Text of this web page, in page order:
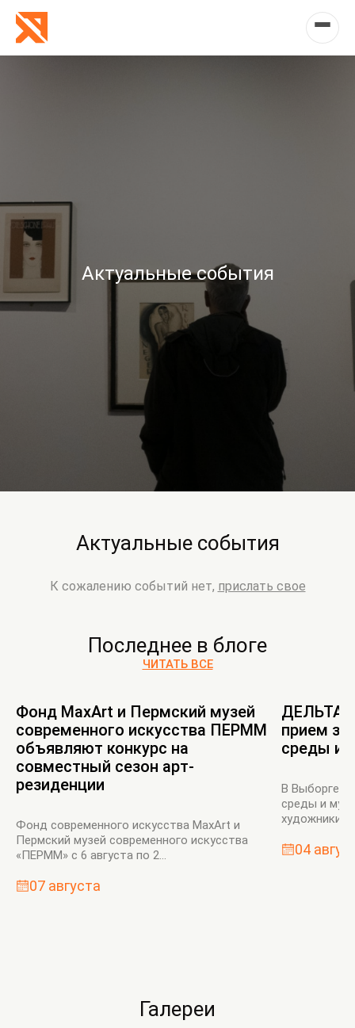
Актуальные события
Актуальные события
К сожалению событий нет, прислать свое
Последнее в блоге
ЧИТАТЬ ВСЕ
Фонд MaxArt и Пермский музей
современного искусства ПЕРММ
объявляют конкурс на
совместный сезон арт-
резиденции
Фонд современного искусства MaxArt и
Пермский музей современного искусства
«ПЕРММ» с 6 августа по 2...
07 августа
прием
среды и
В Выборге
среды и
художники
04
Галереи